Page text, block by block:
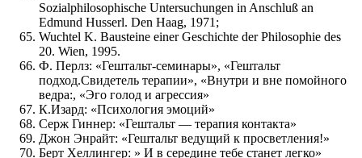
Sozialphilosophische Untersuchungen in Anschluß an
Edmund Husserl. Den Haag, 1971;
Wuchtel K. Bausteine einer Geschichte der Philosophie des
20. Wien, 1995.
Ф. Перлз: «Гештальт-семинары», «Гештальт
подход.Свидетель терапии», «Внутри и вне помойного
ведра:, «Эго голод и агрессия»
К.Изард: «Психология эмоций»
Серж Гиннер: «Гештальт — терапия контакта»
Джон Энрайт: «Гештальт ведущий к просветления!»
Берт Хеллингер: » И в середине тебе станет легко»